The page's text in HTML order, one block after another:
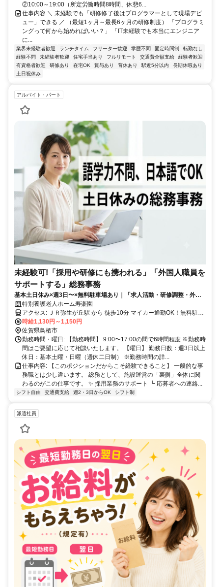
②10:00～19:00（所定労働時間8時間、休憩6...
仕事内容 ＼ 未経験でも「研修修了後はプログラマーとして現場デビ
ュー」できる ／ （最短1ヶ月～最長6ヶ月の研修制度） 「プログラミ
ングって何から始めればいい？」 「IT未経験でも本当にエンジニア
に...
業界未経験者歓迎 ランチタイム フリーター歓迎 学歴不問 固定時間制
転勤なし
経験不問
未経験者歓迎 住宅手当あり フルリモート 交通費全額支給
経験者歓迎
有資格者歓迎
研修あり 在宅OK 賞与あり 育休あり 駅近5分以内
長期休暇あり
土日祝休み
アルバイト・パート
未経験可!「採用や研修にも携われる」「外国人職員を
サポートする」総務事務
基本土日休み×週3日〜×無料駐車場あり｜「求人活動・研修調整・外国
籍職員のサポート業務」（鳥栖）
特別養護老人ホーム寿楽園
アクセス: ＪＲ弥生が丘駅 から 徒歩10分 マイカー通勤OK！無料駐車
場有 事業所より徒歩７分 基山駅から車で7分 鳥栖駅から車で12分
久留米駅から車で26分
時給1,130円～1,150円
佐賀県鳥栖市
勤務時間・曜日: 【勤務時間】 9:00〜17:00の間で6時間程度 ※勤務時
間はご要望に応じて相談いたします。 【曜日】 勤務日数：週3日以上
休日：基本土曜・日曜（週休二日制） ※勤務時間の詳...
仕事内容: 【このポジションだからこそ経験できること】 一般的な事
務職とは少し違います。 総務として、施設運営の「裏側」全体に関
わるのがこの仕事です。 ✨ 採用業務のサポート ┗ 応募者への連絡...
シフト自由 交通費支給 週2・3日からOK シフト制
派遣社員